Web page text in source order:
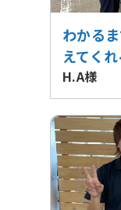
わかる
えてくれ
H.A様